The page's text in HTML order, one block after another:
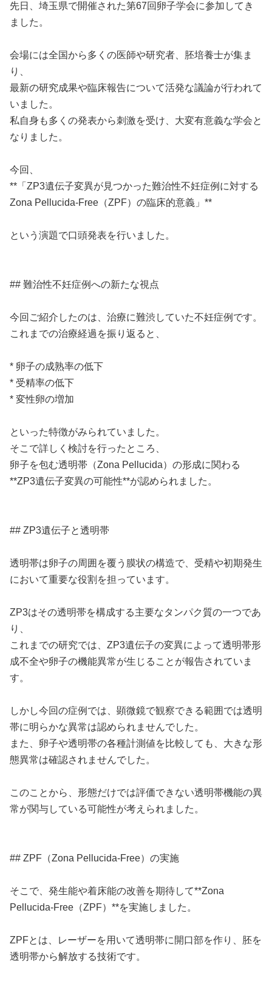
先日、埼玉県で開催された第67回卵子学会に参加してき
ました。
会場には全国から多くの医師や研究者、胚培養士が集ま
り、
最新の研究成果や臨床報告について活発な議論が行われて
いました。
私自身も多くの発表から刺激を受け、大変有意義な学会と
なりました。
今回、
**「ZP3遺伝子変異が見つかった難治性不妊症例に対する
Zona Pellucida-Free（ZPF）の臨床的意義」**
という演題で口頭発表を行いました。
## 難治性不妊症例への新たな視点
今回ご紹介したのは、治療に難渋していた不妊症例です。
これまでの治療経過を振り返ると、
* 卵子の成熟率の低下
* 受精率の低下
* 変性卵の増加
といった特徴がみられていました。
そこで詳しく検討を行ったところ、
卵子を包む透明帯（Zona Pellucida）の形成に関わる
**ZP3遺伝子変異の可能性**が認められました。
## ZP3遺伝子と透明帯
透明帯は卵子の周囲を覆う膜状の構造で、受精や初期発生
において重要な役割を担っています。
ZP3はその透明帯を構成する主要なタンパク質の一つであ
り、
これまでの研究では、ZP3遺伝子の変異によって透明帯形
成不全や卵子の機能異常が生じることが報告されていま
す。
しかし今回の症例では、顕微鏡で観察できる範囲では透明
帯に明らかな異常は認められませんでした。
また、卵子や透明帯の各種計測値を比較しても、大きな形
態異常は確認されませんでした。
このことから、形態だけでは評価できない透明帯機能の異
常が関与している可能性が考えられました。
## ZPF（Zona Pellucida-Free）の実施
そこで、発生能や着床能の改善を期待して**Zona
Pellucida-Free（ZPF）**を実施しました。
ZPFとは、レーザーを用いて透明帯に開口部を作り、胚を
透明帯から解放する技術です。